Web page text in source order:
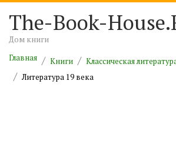
The-Book-
Дом книги
Главная
Книги
Классическая
Литература 19 века